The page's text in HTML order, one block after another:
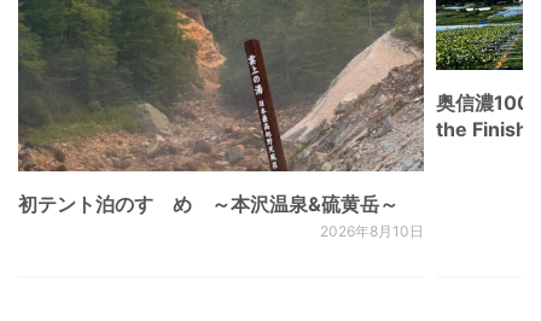
初テント泊のすゝめ ～本沢温泉&硫黄岳～
2026年8月10日
奥信濃100
the Finish